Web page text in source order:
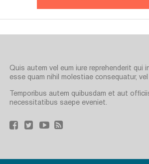
Quis autem vel eum iure reprehenderit qui
esse quam nihil molestiae consequatur,
Temporibus autem quibusdam et aut
necessitatibus saepe eveniet.